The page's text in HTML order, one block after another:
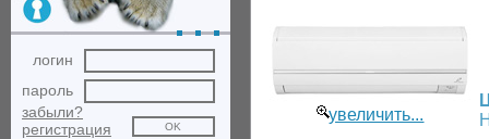
логин
пароль
забыли?
регистрация
увеличить...